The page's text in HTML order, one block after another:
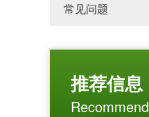
常见问题
推荐信息
Recommend